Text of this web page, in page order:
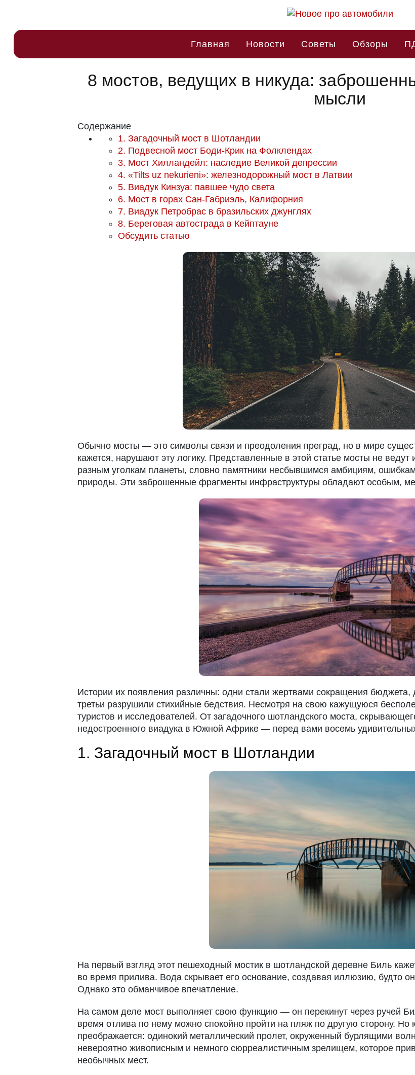
Главная Новости Советы Обзоры
8 мостов, ведущих в никуда:
мысли
Содержание
1. Загадочный мост в Шотландии
2. Подвесной мост Боди-Крик на Фолклендах
3. Мост Хилландейл: наследие Великой депрессии
4. «Tilts uz nekurieni»: железнодорожный мост в Латвии
5. Виадук Кинзуа: павшее чудо света
6. Мост в горах Сан-Габриэль, Калифорния
7. Виадук Петробрас в бразильских джунглях
8. Береговая автострада в Кейптауне
Обсудить статью
Обычно мосты — это символы связи и преодоления преград, но в мире
кажется, нарушают эту логику. Представленные в этой статье мосты не
разным уголкам планеты, словно памятники несбывшимся амбициям,
природы. Эти заброшенные фрагменты инфраструктуры обладают особым,
Истории их появления различны: одни стали жертвами сокращения
третьи разрушили стихийные бедствия. Несмотря на свою кажущуюся
туристов и исследователей. От загадочного шотландского моста,
недостроенного виадука в Южной Африке — перед вами восемь
1. Загадочный мост в Шотландии
На первый взгляд этот пешеходный мостик в шотландской деревне Биль
во время прилива. Вода скрывает его основание, создавая иллюзию, будто
Однако это обманчивое впечатление.
На самом деле мост выполняет свою функцию — он перекинут через ручей
время отлива по нему можно спокойно пройти на пляж по другую сторону. Но
преображается: одинокий металлический пролет, окруженный бурлящими
невероятно живописным и немного сюрреалистичным зрелищем, которое
необычных мест.